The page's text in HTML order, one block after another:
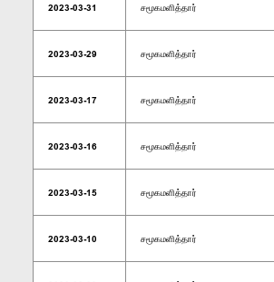
2023-03-31 சமூகமளித்தார்
2023-03-29 சமூகமளித்தார்
2023-03-17 சமூகமளித்தார்
2023-03-16 சமூகமளித்தார்
2023-03-15 சமூகமளித்தார்
2023-03-10 சமூகமளித்தார்